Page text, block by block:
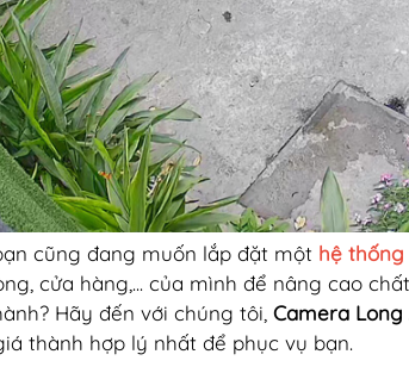
cũng đang muốn lắp đặt một hệ
cửa hàng,... của mình để nâng cao
Hãy đến với chúng tôi, Camera Long
thành hợp lý nhất để phục vụ bạn.